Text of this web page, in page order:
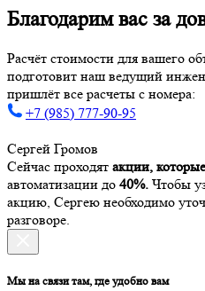
Благодарим вас за
Расчёт стоимости для вашего
подготовит наш ведущий
пришлёт все расчеты с номера:
+7 (985) 777-90-95
Сергей Громов
Сейчас проходят акции,
автоматизации до 40%. Чтобы
акцию, Сергею необходимо
разговоре.
Мы на связи там, где удобно вам